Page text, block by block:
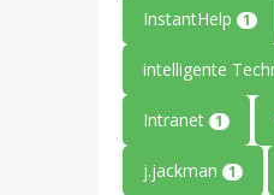
InstantHelp 1
intelligente
Intranet 1
j.jackman 1